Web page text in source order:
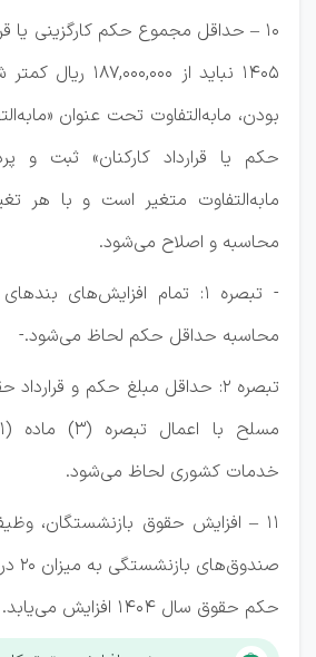
۱۰ – حداقل مجموع حکم کارگزینی یا
۱۴۰5 نباید از
بودن، مابه‌التفاوت تحت عنوان
حکم یا قرارداد کارکنان» ثبت و
مابه‌التفاوت متغیر است و با هر
محاسبه و اصلاح می‌شود.
محاسبه حداقل حکم لحاظ می‌شود.-
تبصره ۲: حداقل مبلغ حکم و
خدمات کشوری لحاظ می‌شود.
۱۱ – افزایش حقوق بازنشستگان،
حکم حقوق سال ۱۴۰۴ افزایش می‌یابد.